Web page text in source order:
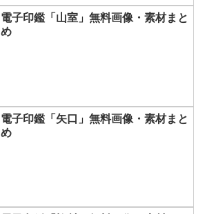
電子印鑑「山室」無料画像・素材まと
め
電子印鑑「矢口」無料画像・素材まと
め